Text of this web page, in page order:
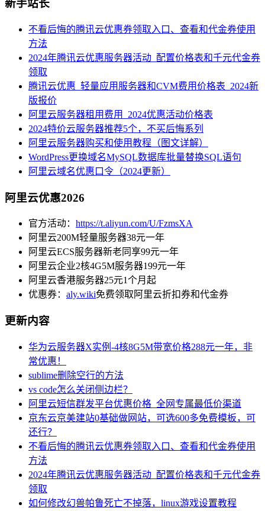
新手站长
不看后悔的腾讯云优惠券领取入口、查看和代金券使用
方法
2024年腾讯云优惠服务器活动_配置价格表和千元代金券
领取
腾讯云优惠_轻量应用服务器和CVM费用价格表_2024新
版报价
阿里云服务器租用费用_2024优惠活动价格表
2024特价云服务器推荐5个，不买后悔系列
阿里云服务器购买和使用教程（图文详解）
WordPress更换域名MySQL数据库批量替换SQL语句
阿里云域名优惠口令（2024更新）
阿里云优惠2026
官方活动： https://t.aliyun.com/U/FzmsXA
阿里云200M轻量服务器38元一年
阿里云ECS服务器新老同享99元一年
阿里云企业2核4G5M服务器199元一年
阿里云香港服务器25元1个月起
优惠券： aly.wiki免费领取阿里云折扣券和代金券
更新内容
华为云服务器X实例-4核8G5M带宽价格288元一年，非
常优惠！
sublime删除空行的方法
vs code怎么关闭侧边栏？
阿里云短信群发平台优惠价格_全网专属最低价渠道
京东云京美建站0基础做网站，可选600多免费模板，可
还行？
不看后悔的腾讯云优惠券领取入口、查看和代金券使用
方法
2024年腾讯云优惠服务器活动_配置价格表和千元代金券
领取
如何修改幻兽帕鲁死亡不掉落，linux游戏设置教程